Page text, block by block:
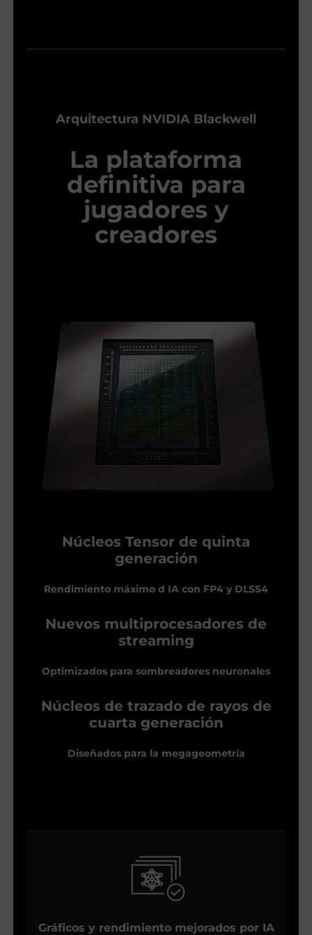
Arquitectura NVIDIA Blackwell
La plataforma
definitiva para
jugadores y
creadores
Núcleos Tensor de quinta
generación
Rendimiento máximo d IA con FP4 y DLSS4
Nuevos multiprocesadores de
streaming
Optimizados para sombreadores neuronales
Núcleos de trazado de rayos de
cuarta generación
Diseñados para la megageometría
Gráficos y rendimiento mejorados por IA